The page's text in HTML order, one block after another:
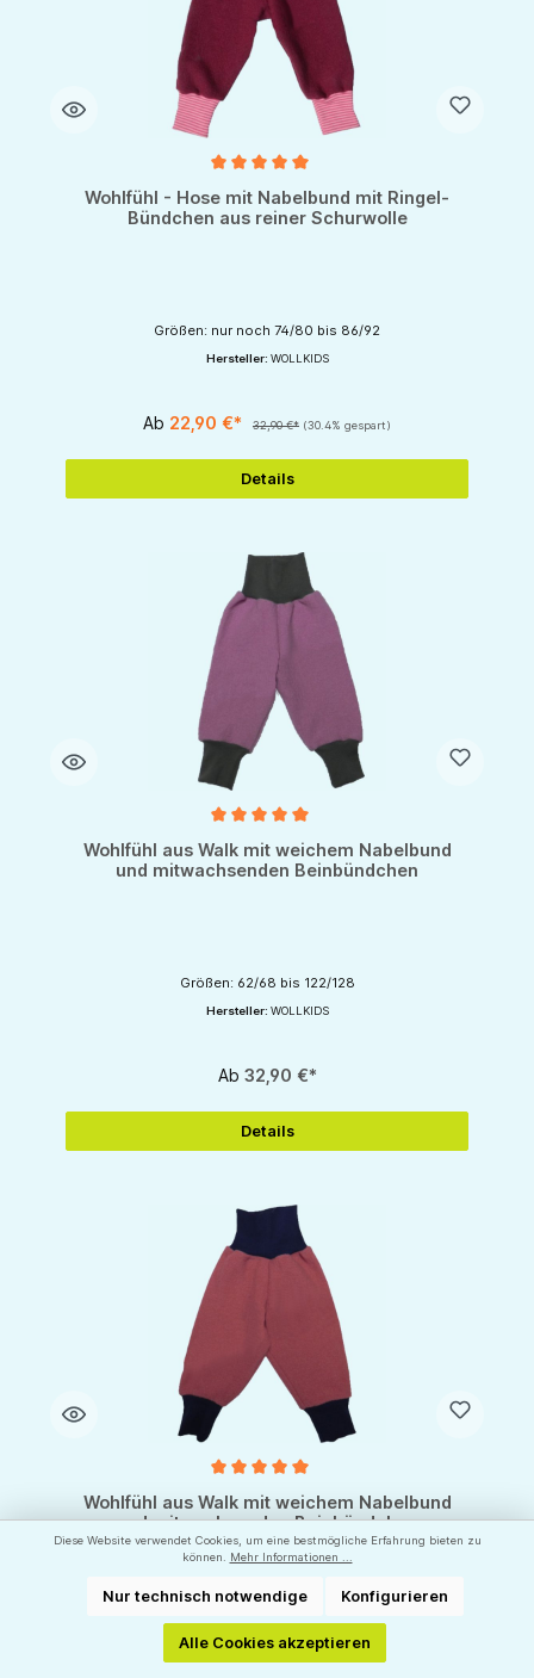
Durchschnittliche Bewertung von 5 von 5 Sternen
Wohlfühl - Hose mit Nabelbund mit Ringel-
Bündchen aus reiner Schurwolle
Größen: nur noch 74/80 bis 86/92
Hersteller: WOLLKIDS
Ab 22,90 €* 32,90 €* (30.4% gespart)
Details
Durchschnittliche Bewertung von 5 von 5 Sternen
Wohlfühl aus Walk mit weichem Nabelbund
und mitwachsenden Beinbündchen
Größen: 62/68 bis 122/128
Hersteller: WOLLKIDS
Ab 32,90 €*
Details
Durchschnittliche Bewertung von 5 von 5 Sternen
Wohlfühl aus Walk mit weichem Nabelbund
und mitwachsenden Beinbündchen
Größen: 62/68 bis 122/128
Hersteller:WOLLKIDS
Diese Website verwendet Cookies, um eine bestmögliche Erfahrung bieten zu
können.
Mehr Informationen ...
Nur technisch notwendige Konfigurieren
Alle Cookies akzeptieren